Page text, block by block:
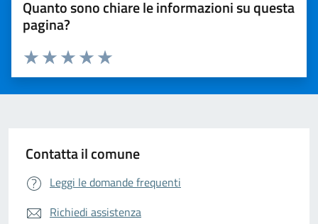
Quanto sono chiare le informazioni su questa
pagina?
Valuta da 1 a 5 stelle la pagina
Valuta 5 stelle su 5
Valuta 4 stelle su 5
Valuta 3 stelle su 5
Valuta 2 stelle su 5
Valuta 1 stelle su 5
Contatta il comune
Leggi le domande frequenti
Richiedi assistenza